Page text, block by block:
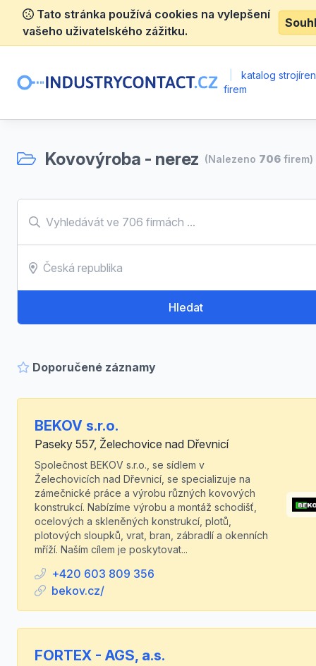
Tato stránka používá cookies na vylepšení
vašeho uživatelského zážitku.
katalog
firem
Kovovýroba - nerez (Nalezeno 706 firem)
Hledat
Doporučené záznamy
BEKOV s.r.o.
Paseky 557, Želechovice nad Dřevnicí
Společnost BEKOV s.r.o., se sídlem v
Želechovicích nad Dřevnicí, se specializuje na
zámečnické práce a výrobu různých kovových
konstrukcí. Nabízíme výrobu a montáž schodišť,
ocelových a skleněných konstrukcí, plotů,
plotových sloupků, vrat, bran, zábradlí a okenních
mříží. Naším cílem je poskytovat...
+420 603 809 356
bekov.cz/
FORTEX - AGS, a.s.